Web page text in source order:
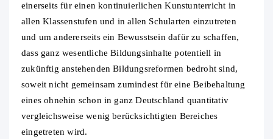
einerseits für einen kontinuierlichen Kunstunterricht in
allen Klassenstufen und in allen Schularten einzutreten
und um andererseits ein Bewusstsein dafür zu schaffen,
dass ganz wesentliche Bildungsinhalte potentiell in
zukünftig anstehenden Bildungsreformen bedroht sind,
soweit nicht gemeinsam zumindest für eine Beibehaltung
eines ohnehin schon in ganz Deutschland quantitativ
vergleichsweise wenig berücksichtigten Bereiches
eingetreten wird.